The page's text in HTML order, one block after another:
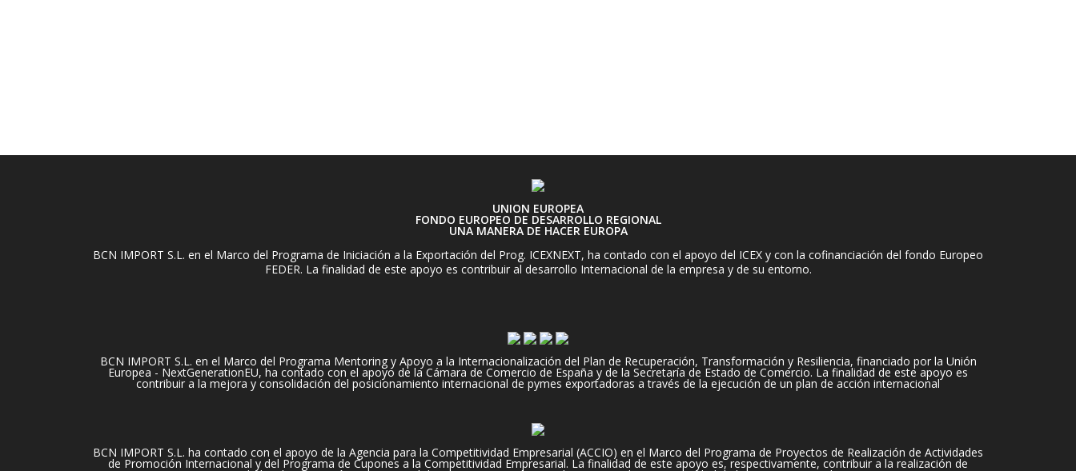
UNION EUROPEA
FONDO EUROPEO DE DESARROLLO REGIONAL
UNA MANERA DE HACER EUROPA
BCN IMPORT S.L. en el Marco del Programa de Iniciación a la Exportación del Prog. ICEXNEXT, ha contado con el apoyo del ICEX y con la cofinanciación del fondo Europeo
FEDER. La finalidad de este apoyo es contribuir al desarrollo Internacional de la empresa y de su entorno.
BCN IMPORT S.L. en el Marco del Programa Mentoring y Apoyo a la Internacionalización del Plan de Recuperación, Transformación y Resiliencia, financiado por la Unión
Europea - NextGenerationEU, ha contado con el apoyo de la Cámara de Comercio de España y de la Secretaría de Estado de Comercio. La finalidad de este apoyo es
contribuir a la mejora y consolidación del posicionamiento internacional de pymes exportadoras a través de la ejecución de un plan de acción internacional
BCN IMPORT S.L. ha contado con el apoyo de la Agencia para la Competitividad Empresarial (ACCIO) en el Marco del Programa de Proyectos de Realización de Actividades
de Promoción Internacional y del Programa de Cupones a la Competitividad Empresarial. La finalidad de este apoyo es, respectivamente, contribuir a la realización de